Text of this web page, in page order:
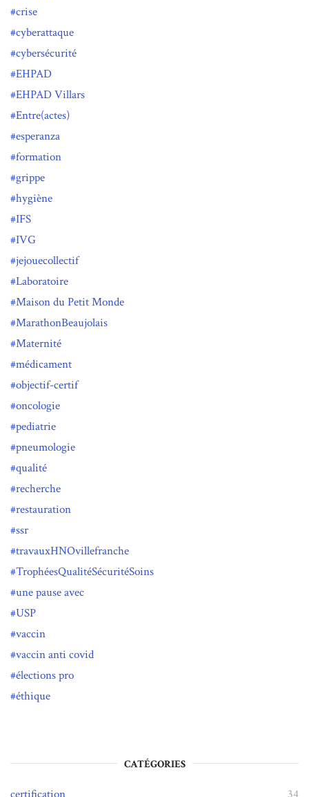
crise
cyberattaque
cybersécurité
EHPAD
EHPAD Villars
Entre(actes)
esperanza
formation
grippe
hygiène
IFS
IVG
jejouecollectif
Laboratoire
Maison du Petit Monde
MarathonBeaujolais
Maternité
médicament
objectif-certif
oncologie
pediatrie
pneumologie
qualité
recherche
restauration
ssr
travauxHNOvillefranche
TrophéesQualitéSécuritéSoins
une pause avec
USP
vaccin
vaccin anti covid
élections pro
éthique
CATÉGORIES